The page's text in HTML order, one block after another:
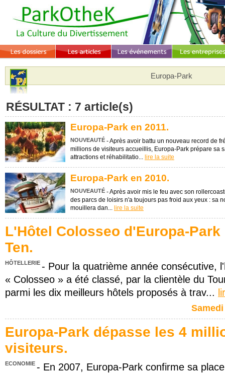
Europa-Park
RÉSULTAT : 7 article(s)
Europa-Park en 2011.
NOUVEAUTÉ - Après avoir battu un nouveau record de
millions de visiteurs accueillis, Europa-Park prépare sa
attractions et réhabilitatio... lire la suite
Europa-Park en 2010.
NOUVEAUTÉ - Après avoir mis le feu avec son
des parcs de loisirs n'a toujours pas froid aux yeux : sa
mouillera dan... lire la suite
L'Hôtel Colosseo d'Europa-Park
Ten.
HÔTELLERIE - Pour la quatrième année consécutive,
« Colosseo » a été classé, par la clientèle du
parmi les dix meilleurs hôtels proposés à trav...
Europa-Park dépasse les 4
visiteurs.
ECONOMIE - En 2007, Europa-Park confirme sa